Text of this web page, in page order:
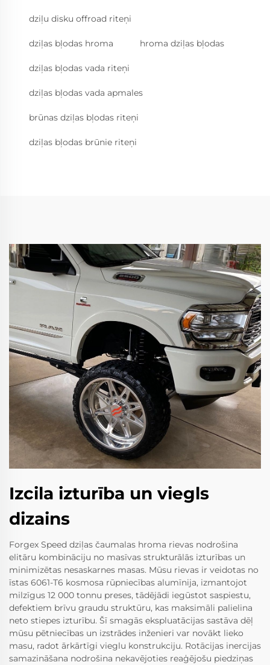
dziļu disku offroad riteņi
dziļas bļodas hroma hroma dziļas bļodas
dziļas bļodas vada riteņi
dziļas bļodas vada apmales
brūnas dziļas bļodas riteņi
dziļas bļodas brūnie riteņi
Izcila izturība un viegls
dizains
Forgex Speed dziļas čaumalas hroma rievas nodrošina
elitāru kombināciju no masīvas strukturālās izturības un
minimizētas nesaskarnes masas. Mūsu rievas ir veidotas no
īstas 6061-T6 kosmosa rūpniecības alumīnija, izmantojot
milzīgus 12 000 tonnu preses, tādējādi iegūstot saspiestu,
defektiem brīvu graudu struktūru, kas maksimāli palielina
neto stiepes izturību. Šī smagās ekspluatācijas sastāva dēļ
mūsu pētniecības un izstrādes inženieri var novākt lieko
masu, radot ārkārtīgi vieglu konstrukciju. Rotācijas inercijas
samazināšana nodrošina nekavējoties reaģējošu piedziņas